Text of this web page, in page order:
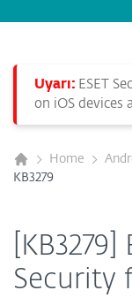
Uyarı: ESET
on iOS
Home
KB3279
Security